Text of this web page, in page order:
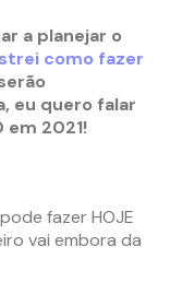
a planejar o
como fazer
eu quero falar
em 2021!
fazer HOJE
vai embora da